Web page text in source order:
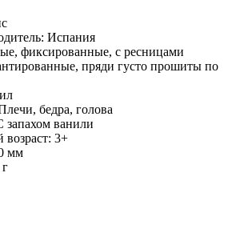
Испания
фиксированные, с ресницами
пряди густо прошиты по
бедра, голова
запахом ванили
3+
мм